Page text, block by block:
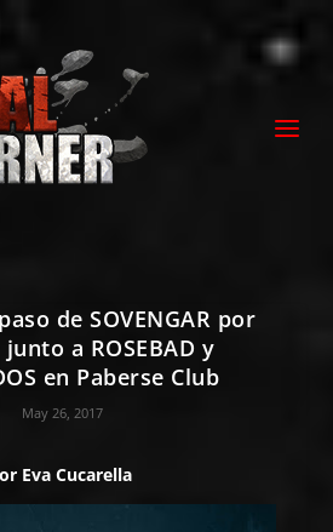
de SOVENGAR por
a ROSEBAD y
en Paberse Club
May 26, 2017
Eva Cucarella